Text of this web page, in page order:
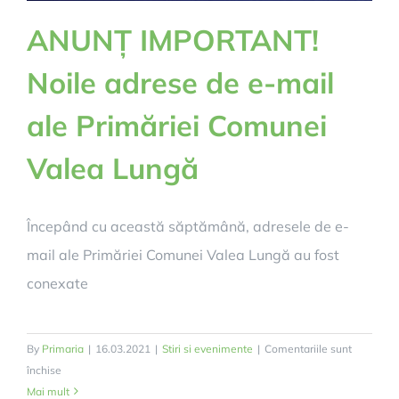
ANUNȚ IMPORTANT!
Noile adrese de e-mail
ale Primăriei Comunei
Valea Lungă
Începând cu această săptămână, adresele de e-
mail ale Primăriei Comunei Valea Lungă au fost
conexate
By Primaria | 16.03.2021 | Stiri si evenimente | Comentariile sunt
închise
ANUNȚ
Mai mult